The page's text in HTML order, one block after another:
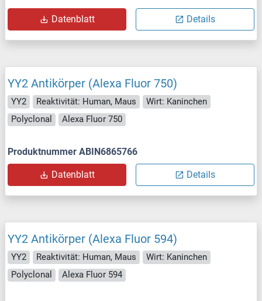
Datenblatt Details
YY2 Antikörper (Alexa Fluor 750)
YY2 Reaktivität: Human, Maus
Wirt: Kaninchen
Polyclonal
Alexa Fluor 750
Produktnummer ABIN6865766
Datenblatt Details
YY2 Antikörper (Alexa Fluor 594)
YY2 Reaktivität: Human, Maus
Wirt: Kaninchen
Polyclonal
Alexa Fluor 594